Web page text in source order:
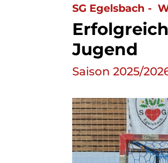
SG Egelsbach -
Jugend
Saison 2025/
Sportart!Unsere
macht es dir
Zu